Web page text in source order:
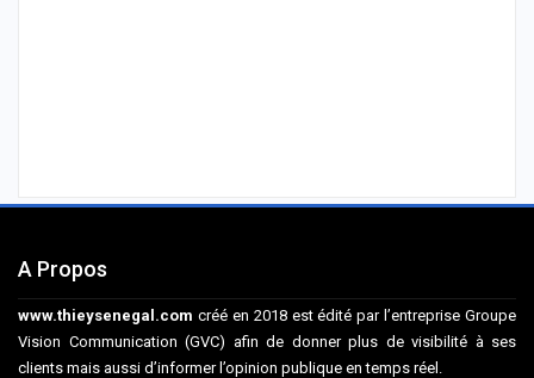
A Propos
www.thieysenegal.com créé en 2018 est édité par l’entreprise Groupe
Vision Communication (GVC) afin de donner plus de visibilité à ses
clients mais aussi d’informer l’opinion publique en temps réel.